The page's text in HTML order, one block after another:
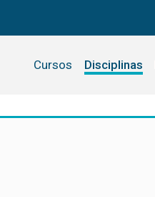
Cursos Disciplinas